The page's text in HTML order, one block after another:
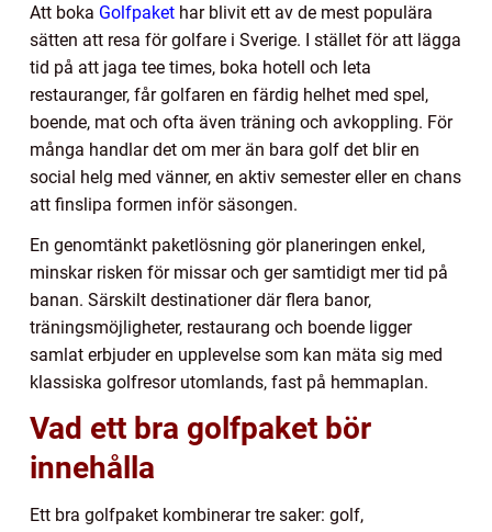
Att boka Golfpaket har blivit ett av de mest populära
sätten att resa för golfare i Sverige. I stället för att lägga
tid på att jaga tee times, boka hotell och leta
restauranger, får golfaren en färdig helhet med spel,
boende, mat och ofta även träning och avkoppling. För
många handlar det om mer än bara golf det blir en
social helg med vänner, en aktiv semester eller en chans
att finslipa formen inför säsongen.
En genomtänkt paketlösning gör planeringen enkel,
minskar risken för missar och ger samtidigt mer tid på
banan. Särskilt destinationer där flera banor,
träningsmöjligheter, restaurang och boende ligger
samlat erbjuder en upplevelse som kan mäta sig med
klassiska golfresor utomlands, fast på hemmaplan.
Vad ett bra golfpaket bör
innehålla
Ett bra golfpaket kombinerar tre saker: golf,